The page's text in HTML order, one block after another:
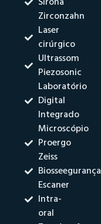
Zirconzahn
Laser
cirúrgico
Ultrassom
Piezosonic
Laboratório
Digital
Integrado
Microscópio
Proergo
Zeiss
Biosseegurança
Escaner
Intra-
oral